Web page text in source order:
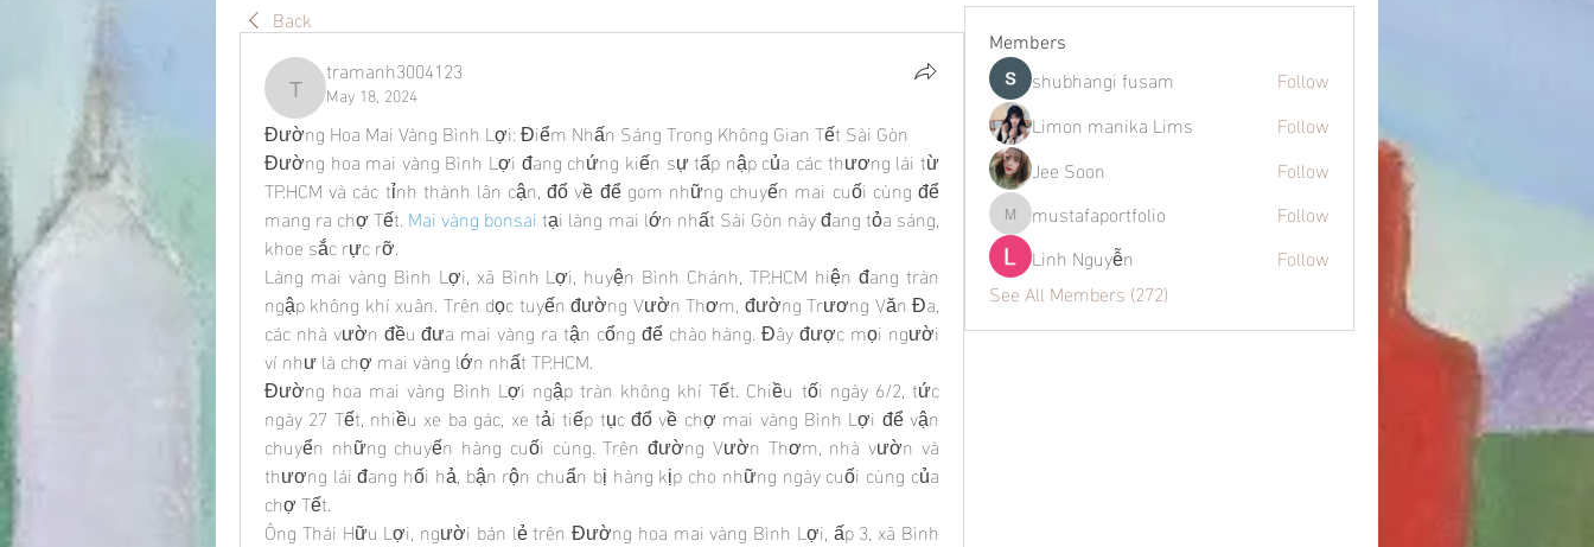
Back
tramanh3004123
tramanh3004123
May 18, 2024
Đường Hoa Mai Vàng Bình Lợi: Điểm Nhấn Sáng Trong Không Gian Tết Sài Gòn
Đường hoa mai vàng Bình Lợi đang chứng kiến sự tấp nập của các thương lái từ
TP.HCM và các tỉnh thành lân cận, đổ về để gom những chuyến mai cuối cùng để
mang ra chợ Tết. Mai vàng bonsai tại làng mai lớn nhất Sài Gòn này đang tỏa sáng,
khoe sắc rực rỡ.
Làng mai vàng Bình Lợi, xã Bình Lợi, huyện Bình Chánh, TP.HCM hiện đang tràn
ngập không khí xuân. Trên dọc tuyến đường Vườn Thơm, đường Trương Văn Đa,
các nhà vườn đều đưa mai vàng ra tận cổng để chào hàng. Đây được mọi người
ví như là chợ mai vàng lớn nhất TP.HCM.
Đường hoa mai vàng Bình Lợi ngập tràn không khí Tết. Chiều tối ngày 6/2, tức
ngày 27 Tết, nhiều xe ba gác, xe tải tiếp tục đổ về chợ mai vàng Bình Lợi để vận
chuyển những chuyến hàng cuối cùng. Trên đường Vườn Thơm, nhà vườn và
thương lái đang hối hả, bận rộn chuẩn bị hàng kịp cho những ngày cuối cùng của
chợ Tết.
Ông Thái Hữu Lợi, người bán lẻ trên Đường hoa mai vàng Bình Lợi, ấp 3, xã Bình
Members
shubhangi fusam
Follow
Limon manika Lims
Follow
Jee Soon
Follow
mustafaportfolio
mustafaportfolio
Follow
Linh Nguyễn
Follow
See All Members (272)